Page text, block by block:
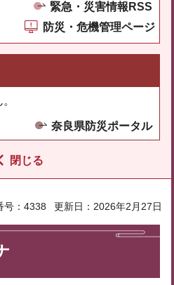
緊急・災害情報RSS
防災・危機管理ページ
奈良県防災ポータル
閉じる
号：4338 更新日：2026年2月27日